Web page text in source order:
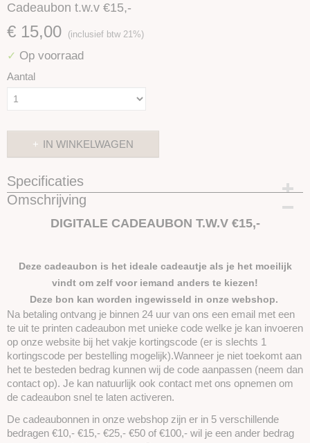
Cadeaubon t.w.v €15,-
€ 15,00 (inclusief btw 21%)
✓ Op voorraad
Aantal
IN WINKELWAGEN
Specificaties
Productcode
Omschrijving
DIGITALE CADEAUBON T.W.V €15,-
Deze cadeaubon is het ideale cadeautje als je het moeilijk
vindt om zelf voor iemand anders te kiezen!
Deze bon kan worden ingewisseld in onze webshop.
Na betaling ontvang je binnen 24 uur van ons een email met een
te uit te printen cadeaubon met unieke code welke je kan invoeren
op onze website bij het vakje kortingscode (er is slechts 1
kortingscode per bestelling mogelijk).Wanneer je niet toekomt aan
het te besteden bedrag kunnen wij de code aanpassen (neem dan
contact op). Je kan natuurlijk ook contact met ons opnemen om
de cadeaubon snel te laten activeren.
De cadeaubonnen in onze webshop zijn er in 5 verschillende
bedragen €10,- €15,- €25,- €50 of €100,- wil je een ander bedrag